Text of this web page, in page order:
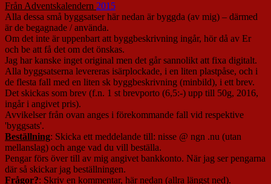
Från Adventskalendern 2015
Alla dessa små byggsatser här nedan är byggda (av mig) – därmed
är de begagnade / använda.
Om det inte är uppenbart att byggbeskrivning ingår, hör då av Er
och be att få det om det önskas.
Jag har kanske inget original men det går sannolikt att fixa digitalt.
Alla byggsatserna levereras isärplockade, i en liten plastpåse, och i
de flesta fall med en liten sk byggbeskrivning (minbild), i ett brev.
Det skickas som brev (f.n. 1 st brevporto (6,5:-) upp till 50g, 2016,
ingår i angivet pris).
Avvikelser från ovan anges i förekommande fall vid respektive
'byggsats'.
Beställning: Skicka ett meddelande till: nisse @ ngn .nu (utan
mellanslag) och ange vad du vill beställa.
Pengar förs över till av mig angivet bankkonto. När jag ser pengarna
där så skickar jag beställningen.
Frågor?: Skriv en kommentar, här nedan (allra längst ned).